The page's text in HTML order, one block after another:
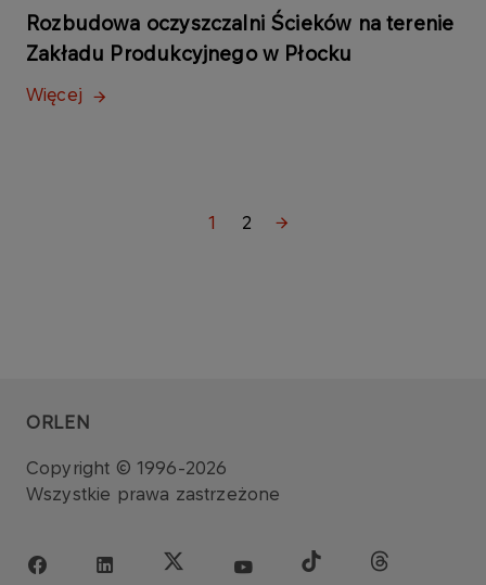
Rozbudowa oczyszczalni Ścieków na terenie
Zakładu Produkcyjnego w Płocku
Więcej
1 2
ORLEN
Copyright © 1996-2026
Wszystkie prawa zastrzeżone